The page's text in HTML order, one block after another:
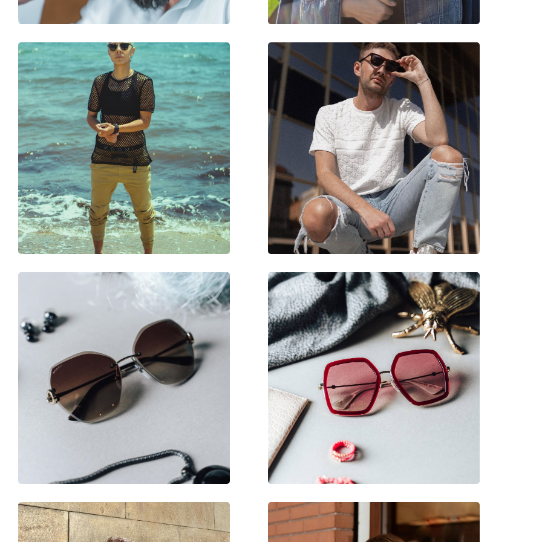
Ρυθμιζόμενα μαξιλάρια μύτης:
Όχι
Εύκαμπτη άρθρωση:
Όχι
Αξεσουάρ
Παρέχονται με θήκη:
Όχι
Πανί καθαρισμού:
Όχι
Άλλα
Τύπος:
Unisex
Κατηγορία:
Γυαλιά Ηλίου Επώνυμες Μάρκες
Μάρκα:
Arnette
Χρήση:
Μόδα
Κωδικός Προϊόντος / Μοντέλο:
0AN 4319 2871F2 53